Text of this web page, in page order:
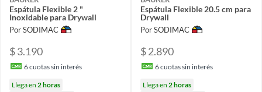
Espátula Flexible 2 "
Inoxidable para Drywall
Por SODIMAC
$ 3.190
6cuotas sin interés
Llega en 2 horas
Espátula Flexible 20.5 cm para
Drywall
Por SODIMAC
$ 2.890
6cuotas sin interés
Llega en 2 horas